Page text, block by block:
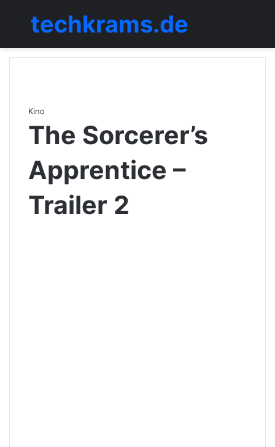
Menü
techkrams.de
Kino
The Sorcerer’s
Apprentice –
Trailer 2